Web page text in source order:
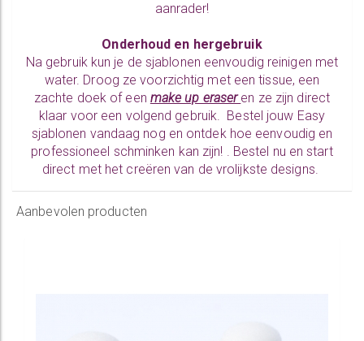
aanrader!
Onderhoud en hergebruik
Na gebruik kun je de sjablonen eenvoudig reinigen met
water. Droog ze voorzichtig met een tissue, een
zachte doek of een make up eraseren ze zijn direct
klaar voor een volgend gebruik. Bestel jouw Easy
sjablonen vandaag nog en ontdek hoe eenvoudig en
professioneel schminken kan zijn! . Bestel nu en start
direct met het creëren van de vrolijkste designs.
Aanbevolen producten